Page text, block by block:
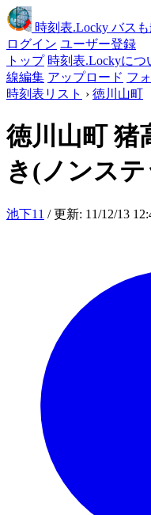
時刻表.Locky バス
ログイン ユーザー登録
トップ 時刻表.Lockyにつ
線編集 アップロード フ
時刻表リスト › 徳川山町
徳川山町猪
き(ノンス
池下11 / 更新: 11/12/13